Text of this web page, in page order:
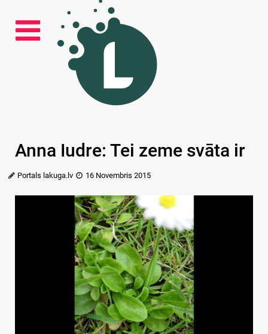
Anna Iudre: Tei zeme svāta ir
Portals lakuga.lv 16 Novembris 2015